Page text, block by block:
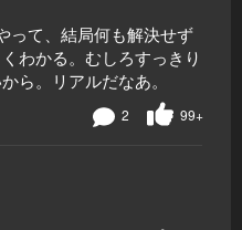
って、結局何も解決せず
わかる。むしろすっきり
ら。リアルだなあ。
99+
2